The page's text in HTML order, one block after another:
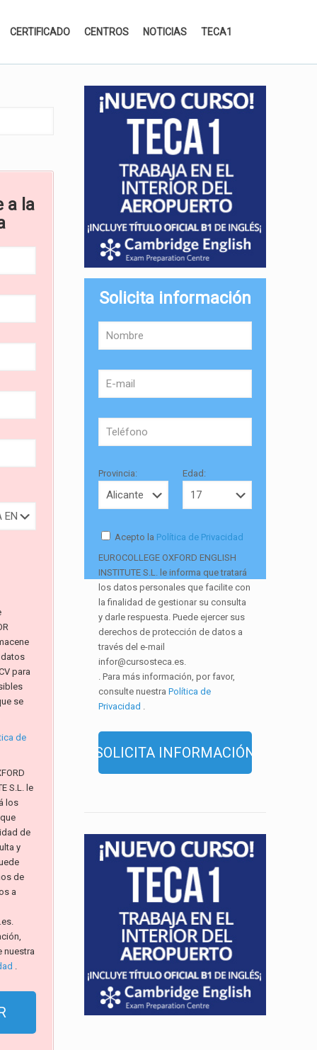
CERTIFICADO CENTROS NOTICIAS TECA1
a la
datos
para
se
de
S.L. le
los
de
y
de
a
nuestra
.
Solicita información
Provincia: Edad:
Acepto la Política de Privacidad
EUROCOLLEGE OXFORD ENGLISH
INSTITUTE S.L. le informa que tratará
los datos personales que facilite con
la finalidad de gestionar su consulta
y darle respuesta. Puede ejercer sus
derechos de protección de datos a
través del e-mail
infor@cursosteca.es.
. Para más información, por favor,
consulte nuestraPolítica de
Privacidad